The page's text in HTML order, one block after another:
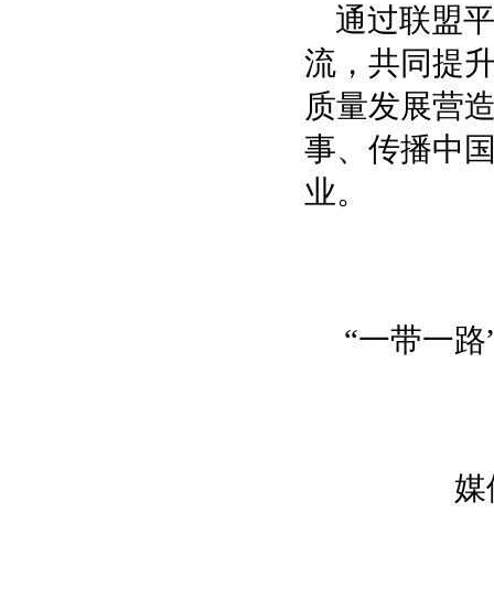
通过联盟
流，共同提
质量发展营
事、传播中
业。
“一带一